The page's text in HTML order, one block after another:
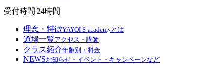
受付時間 24時間
理念・特徴YAYOI S-academyとは
道場一覧アクセス・講師
クラス紹介年齢別・料金
NEWSお知らせ・イベント・キャンペーンなど